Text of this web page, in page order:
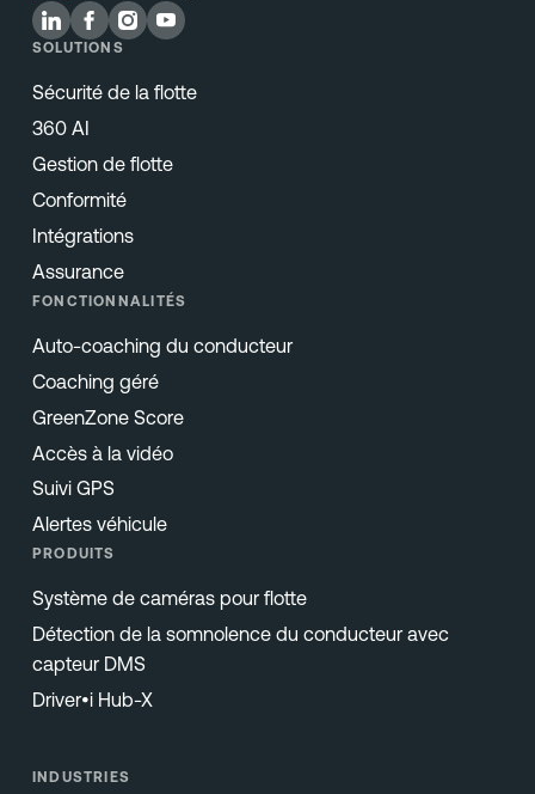
SOLUTIONS
Sécurité de la flotte
360 AI
Gestion de flotte
Conformité
Intégrations
Assurance
FONCTIONNALITÉS
Auto-coaching du conducteur
Coaching géré
GreenZone Score
Accès à la vidéo
Suivi GPS
Alertes véhicule
PRODUITS
Système de caméras pour flotte
Détection de la somnolence du conducteur avec
capteur DMS
Driver•i Hub-X
INDUSTRIES